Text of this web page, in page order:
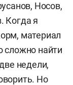
Носов,
Когда я
материал
сложно найти
недели,
Но